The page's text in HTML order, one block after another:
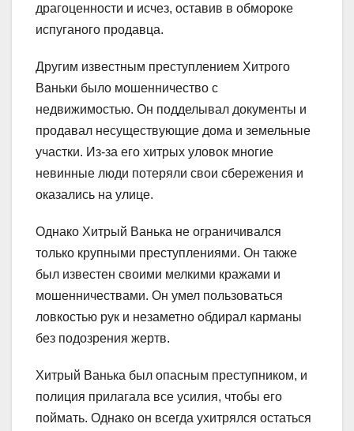
драгоценности и исчез, оставив в обмороке
испуганого продавца.
Другим известным преступлением Хитрого
Ваньки было мошенничество с
недвижимостью. Он подделывал документы и
продавал несуществующие дома и земельные
участки. Из-за его хитрых уловок многие
невинные люди потеряли свои сбережения и
оказались на улице.
Однако Хитрый Ванька не ограничивался
только крупными преступлениями. Он также
был известен своими мелкими кражами и
мошенничествами. Он умел пользоваться
ловкостью рук и незаметно обдирал карманы
без подозрения жертв.
Хитрый Ванька был опасным преступником, и
полиция прилагала все усилия, чтобы его
поймать. Однако он всегда ухитрялся остаться